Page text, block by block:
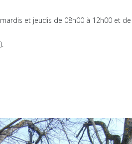
et jeudis de 08h00 à 12h00 et de